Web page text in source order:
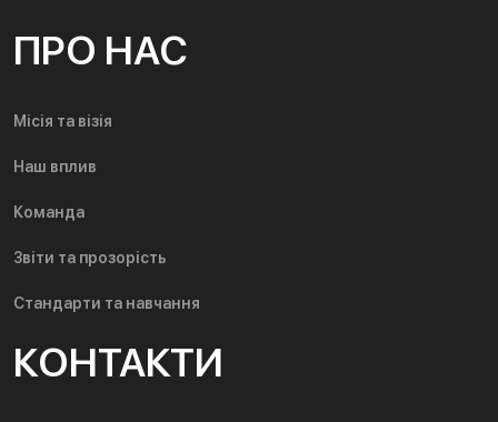
ПРО НАС
Місія та візія
Наш вплив
Команда
Звіти та прозорість
Стандарти та навчання
КОНТАКТИ